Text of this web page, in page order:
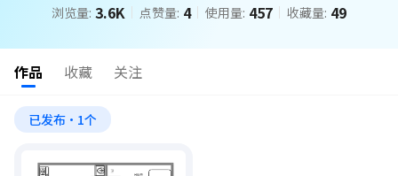
浏览量: 3.6K 点赞量: 4 使用量: 457 收藏量: 49
作品 收藏 关注
已发布·1个